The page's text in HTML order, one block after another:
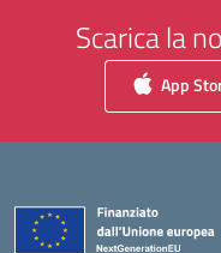
Scarica la
App